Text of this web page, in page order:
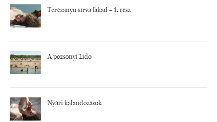
Terézanyu sírva fakad – 1. rész
A pozsonyi Lido
Nyári kalandozások